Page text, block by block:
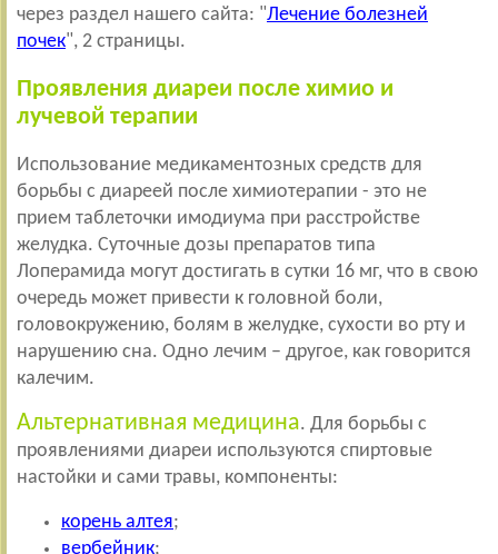
через раздел нашего сайта: "Лечение болезней
почек", 2 страницы.
Проявления диареи после химио и
лучевой терапии
Использование медикаментозных средств для
борьбы с диареей после химиотерапии - это не
прием таблеточки имодиума при расстройстве
желудка. Суточные дозы препаратов типа
Лоперамида могут достигать в сутки 16 мг, что в свою
очередь может привести к головной боли,
головокружению, болям в желудке, сухости во рту и
нарушению сна. Одно лечим – другое, как говорится
калечим.
Альтернативная медицина. Для борьбы с
проявлениями диареи используются спиртовые
настойки и сами травы, компоненты:
корень алтея;
вербейник;